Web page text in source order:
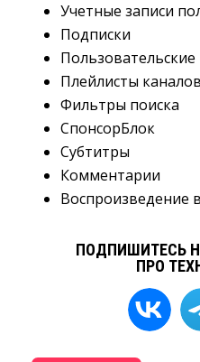
Учетные записи
Подписки
Плейлисты каналов
Фильтры поиска
СпонсорБлок
Субтитры
Комментарии
Воспроизведение
ПОДПИШИТЕСЬ
ПРО